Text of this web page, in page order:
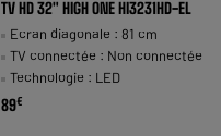
TV HD 32" HIGH ONE HI3231HD-EL
Ecran diagonale : 81 cm
TV connectée : Non connectée
Technologie : LED
89€